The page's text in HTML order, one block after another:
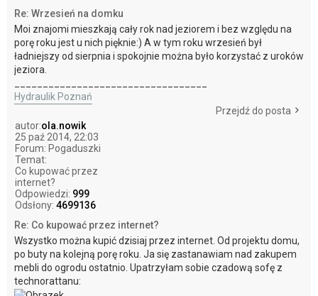
Re: Wrzesień na domku
Moi znajomi mieszkają cały rok nad jeziorem i bez względu na
porę roku jest u nich pięknie:) A w tym roku wrzesień był
ładniejszy od sierpnia i spokojnie można było korzystać z uroków
jeziora.
Hydraulik Poznań
Przejdź do posta
autor:ola.nowik
25 paź 2014, 22:03
Forum: Pogaduszki
Temat:
Co kupować przez
internet?
Odpowiedzi: 999
Odsłony: 4699136
Re: Co kupować przez internet?
Wszystko można kupić dzisiaj przez internet. Od projektu domu,
po buty na kolejną porę roku. Ja się zastanawiam nad zakupem
mebli do ogrodu ostatnio. Upatrzyłam sobie czadową sofę z
technorattanu: